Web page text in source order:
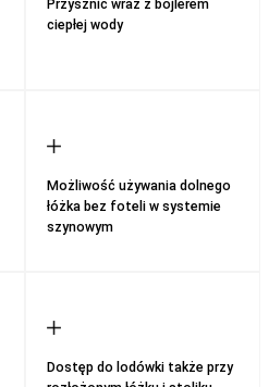
Przysznic wraz z bojlerem
ciepłej wody
Możliwość używania dolnego
łóżka bez foteli w systemie
szynowym
Dostęp do lodówki także przy